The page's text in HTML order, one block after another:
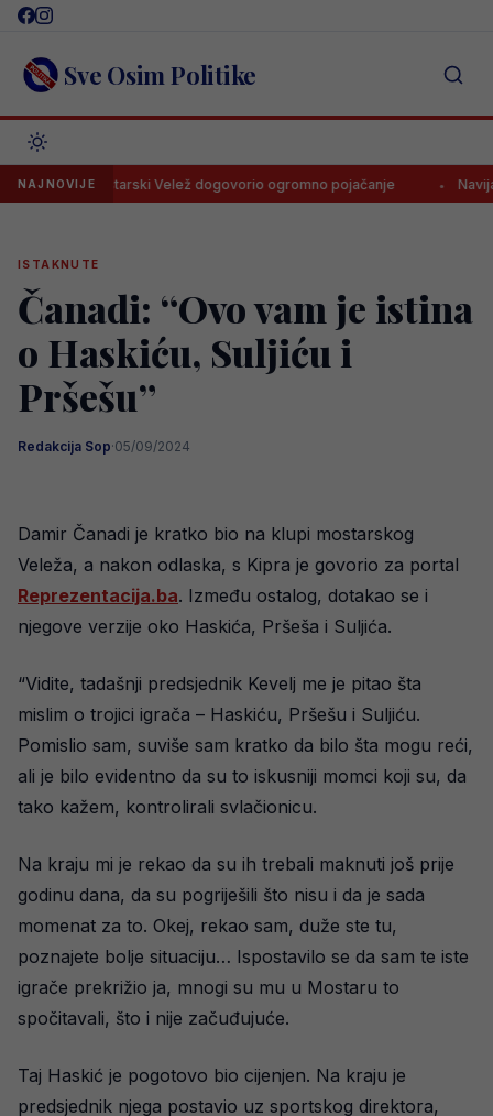
Skip
content Sve Osim Politike
NAJNOVIJE
Mostarski Velež dogovorio ogromno pojačanje Navijači
ISTAKNUTE
Čanadi: “Ovo vam je istina
o Haskiću, Suljiću i
Pršešu”
Redakcija Sop·05/09/2024
Damir Čanadi je kratko bio na klupi mostarskog
Veleža, a nakon odlaska, s Kipra je govorio za portal
Reprezentacija.ba. Između ostalog, dotakao se i
njegove verzije oko Haskića, Pršeša i Suljića.
“Vidite, tadašnji predsjednik Kevelj me je pitao šta
mislim o trojici igrača – Haskiću, Pršešu i Suljiću.
Pomislio sam, suviše sam kratko da bilo šta mogu reći,
ali je bilo evidentno da su to iskusniji momci koji su, da
tako kažem, kontrolirali svlačionicu.
Na kraju mi je rekao da su ih trebali maknuti još prije
godinu dana, da su pogriješili što nisu i da je sada
momenat za to. Okej, rekao sam, duže ste tu,
poznajete bolje situaciju… Ispostavilo se da sam te iste
igrače prekrižio ja, mnogi su mu u Mostaru to
spočitavali, što i nije začuđujuće.
Taj Haskić je pogotovo bio cijenjen. Na kraju je
predsjednik njega postavio uz sportskog direktora,